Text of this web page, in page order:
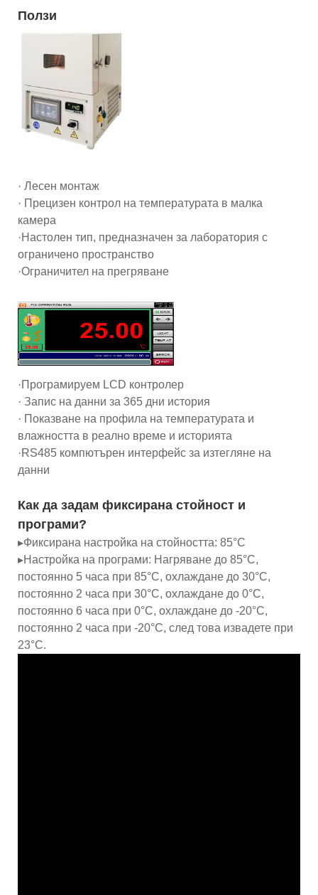
Ползи
· Лесен монтаж
· Прецизен контрол на температурата в малка
камера
·Настолен тип, предназначен за лаборатория с
ограничено пространство
·Ограничител на прегряване
·Програмируем LCD контролер
· Запис на данни за 365 дни история
· Показване на профила на температурата и
влажността в реално време и историята
·RS485 компютърен интерфейс за изтегляне на
данни
Как да задам фиксирана стойност и
програми?
▸Фиксирана настройка на стойността: 85°C
▸Настройка на програми: Нагряване до 85°C,
постоянно 5 часа при 85°C, охлаждане до 30°C,
постоянно 2 часа при 30°C, охлаждане до 0°C,
постоянно 6 часа при 0°C, охлаждане до -20°C,
постоянно 2 часа при -20°C, след това извадете при
23°C.